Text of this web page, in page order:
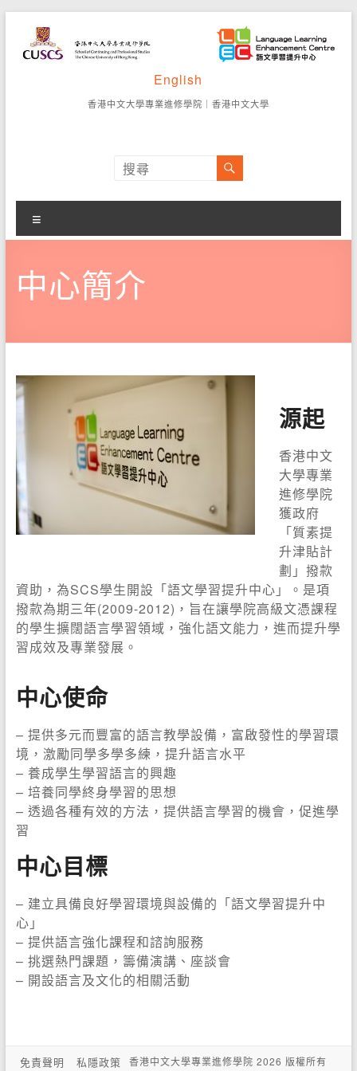
content
提
升
中
心
進
學
院
English
香港中文大學專業進修學院 ｜ 香港中文大學
單
中心簡介
源起
香港中文
大學專業
進修學院
獲政府
「質素提
升津貼計
劃」撥款
資助，為SCS學生開設「語文學習提升中心」。是項
撥款為期三年(2009-2012)，旨在讓學院高級文憑課程
的學生擴闊語言學習領域，強化語文能力，進而提升學
習成效及專業發展。
中心使命
– 提供多元而豐富的語言教學設備，富啟發性的學習環
境，激勵同學多學多練，提升語言水平
– 養成學生學習語言的興趣
– 培養同學終身學習的思想
– 透過各種有效的方法，提供語言學習的機會，促進學
習
中心目標
– 建立具備良好學習環境與設備的「語文學習提升中
心」
– 提供語言強化課程和諮詢服務
– 挑選熱門課題，籌備演講、座談會
– 開設語言及文化的相關活動
免責聲明 私隱政策 香港中文大學專業進修學院 2026 版權所有